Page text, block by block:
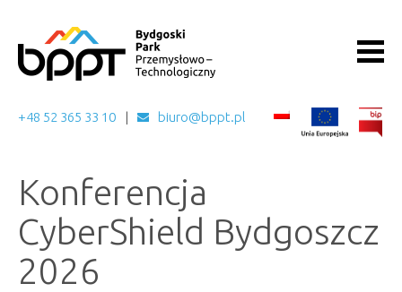
+48 52 365 33 10 biuro@bppt.pl
Konferencja
CyberShield Bydgoszcz
2026